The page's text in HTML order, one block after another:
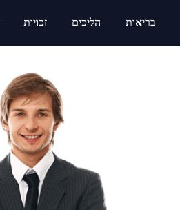
בריאות הליכים זכויות